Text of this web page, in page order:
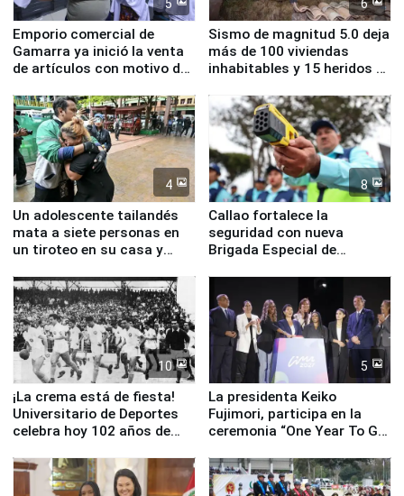
5
Emporio comercial de
Gamarra ya inició la venta
de artículos con motivo de
6
Sismo de magnitud 5.0 deja
más de 100 viviendas
inhabitables y 15 heridos en
4
Un adolescente tailandés
mata a siete personas en
un tiroteo en su casa y
8
Callao fortalece la
seguridad con nueva
Brigada Especial de
equipamiento para
Serenazgo
10
¡La crema está de fiesta!
Universitario de Deportes
celebra hoy 102 años de
5
La presidenta Keiko
Fujimori, participa en la
ceremonia “One Year To Go